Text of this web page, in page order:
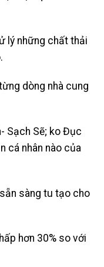
lý những chất thải
dòng nhà cung
Sạch Sẽ; ko Đục
cá nhân nào của
sàng tu tạo cho
hơn 30% so với